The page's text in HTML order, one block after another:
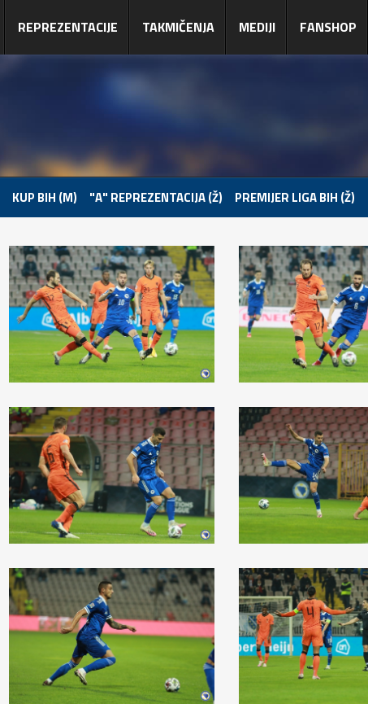
REPREZENTACIJE TAKMIČENJA MEDIJI FANSHOP
KUP BIH (M) "A" REPREZENTACIJA (Ž) PREMIJER LIGA BIH (Ž)